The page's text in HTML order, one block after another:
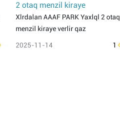
2 otaq menzil kiraye
Xlrdalan AAAF PARK Yaxlql 2 otaq
menzil kiraye verlir qaz
2025-11-14 1